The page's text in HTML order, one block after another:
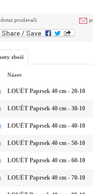
dotaz prodavači
zboží
Název
LOUËT Paprsek 40 cm - 20-10
LOUËT Paprsek 40 cm - 30-10
LOUËT Paprsek 40 cm - 40-10
LOUËT Paprsek 40 cm - 50-10
LOUËT Paprsek 40 cm - 60-10
LOUËT Paprsek 40 cm - 70-10